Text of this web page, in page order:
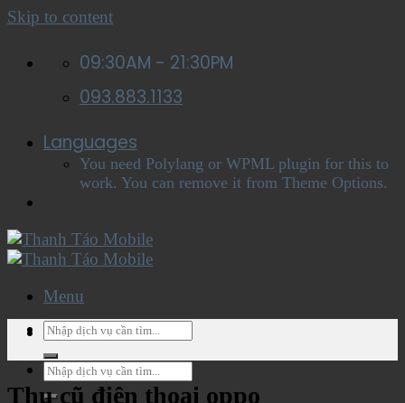
Skip to content
09:30AM - 21:30PM
093.883.1133
Languages
You need Polylang or WPML plugin for this to
work. You can remove it from Theme Options.
Menu
Menu
Thu cũ điện thoại oppo